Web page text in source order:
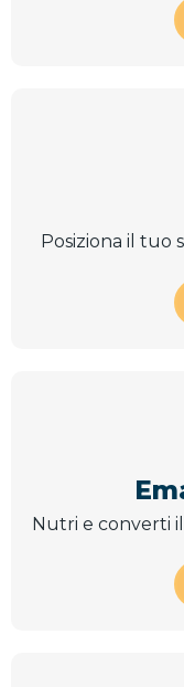
Posiziona il tuo
Nutri e converti